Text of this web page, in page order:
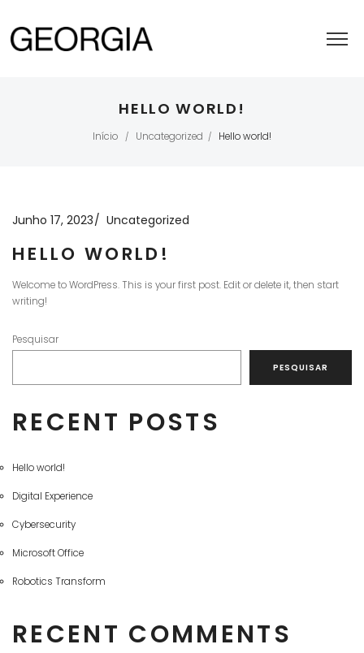
HELLO WORLD!
Início / Uncategorized / Hello world!
Junho 17, 2023 Uncategorized
HELLO WORLD!
Welcome to WordPress. This is your first post. Edit or delete it, then start
writing!
Pesquisar
PESQUISAR
RECENT POSTS
Hello world!
Digital Experience
Cybersecurity
Microsoft Office
Robotics Transform
RECENT COMMENTS